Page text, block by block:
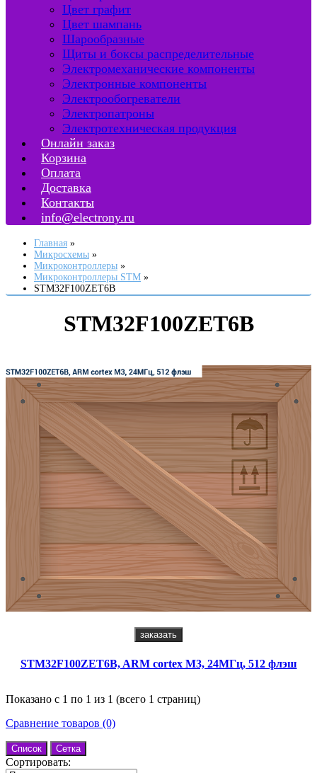
Цвет графит
Цвет шампань
Шарообразные
Щиты и боксы распределительные
Электромеханические компоненты
Электронные компоненты
Электрообогреватели
Электропатроны
Электротехническая продукция
Онлайн заказ
Корзина
Оплата
Доставка
Контакты
info@electrony.ru
Главная
Микросхемы
Микроконтроллеры
Микроконтроллеры STM
STM32F100ZET6B
STM32F100ZET6B
заказать
STM32F100ZET6B, ARM cortex M3, 24МГц, 512 флэш
Показано с 1 по 1 из 1 (всего 1 страниц)
Сравнение товаров (0)
Список Сетка
Сортировать: